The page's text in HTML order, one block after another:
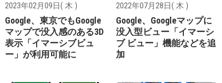
2023年02月09日( 木 )
Google、東京でもGoogle
マップで没入感のある3D
表示「イマーシブビュ
ー」が利用可能に
2022年07月28日( 木 )
Google、Googleマップに
没入型ビュー「イマーシ
ブ ビュー」機能などを追
加